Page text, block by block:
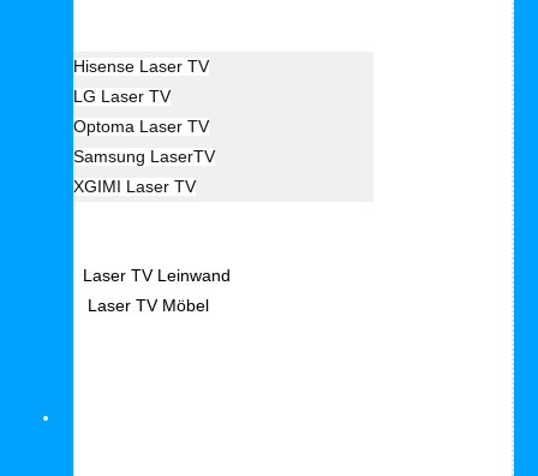
Hisense Laser TV
LG Laser TV
Optoma Laser TV
Samsung LaserTV
XGIMI Laser TV
Laser TV Leinwand
Laser TV Möbel